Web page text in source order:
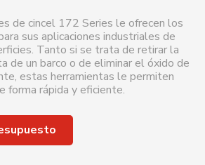
de cincel 172 Series le ofrecen los
sus aplicaciones industriales de
Tanto si se trata de retirar la
de un barco o de eliminar el óxido de
estas herramientas le permiten
forma rápida y eficiente.